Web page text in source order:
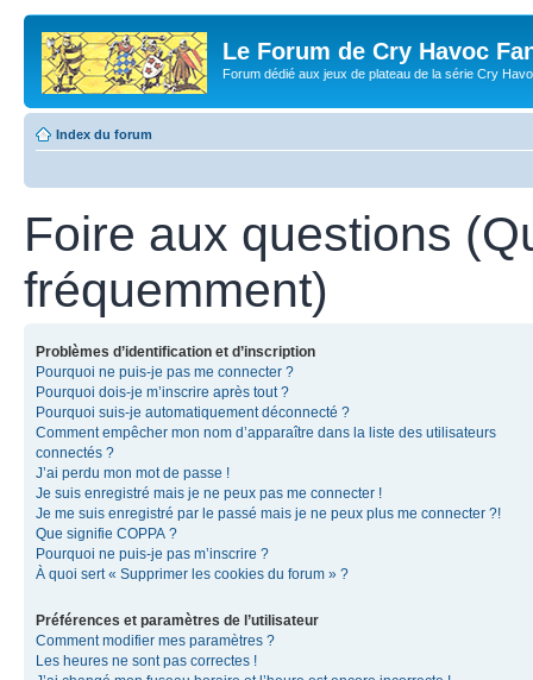
Le Forum de Cry Havoc
Forum dédié aux jeux de plateau de la série Cry
Index du forum
Foire aux questions
fréquemment)
Problèmes d’identification et d’inscription
Pourquoi ne puis-je pas me connecter ?
Pourquoi dois-je m’inscrire après tout ?
Pourquoi suis-je automatiquement déconnecté ?
Comment empêcher mon nom d’apparaître dans la liste des utilisateurs
connectés ?
J’ai perdu mon mot de passe !
Je suis enregistré mais je ne peux pas me connecter !
Je me suis enregistré par le passé mais je ne peux plus me connecter ?!
Que signifie COPPA ?
Pourquoi ne puis-je pas m’inscrire ?
À quoi sert « Supprimer les cookies du forum » ?
Préférences et paramètres de l’utilisateur
Comment modifier mes paramètres ?
Les heures ne sont pas correctes !